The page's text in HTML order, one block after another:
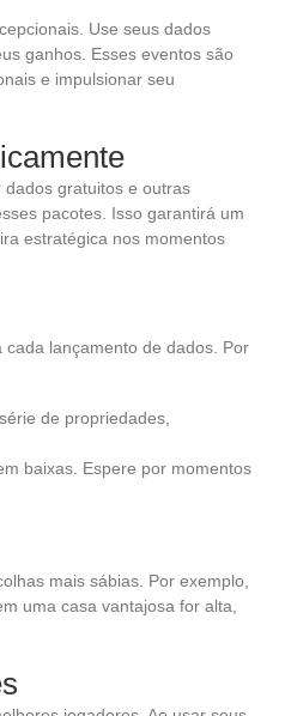
Use seus dados
ganhos. Esses eventos são
e impulsionar seu
gratuitos e outras
pacotes. Isso garantirá um
estratégica nos momentos
lançamento de dados. Por
de propriedades,
baixas. Espere por momentos
mais sábias. Por exemplo,
uma casa vantajosa for alta,